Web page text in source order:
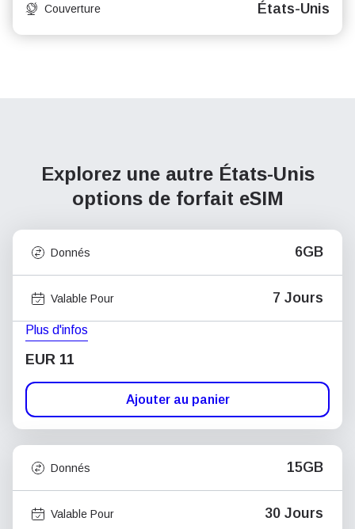
Couverture États-Unis
Explorez une autre États-Unis
options de forfait eSIM
Donnés 6GB
Valable Pour 7 Jours
Plus d'infos
EUR 11
Ajouter au panier
Donnés 15GB
Valable Pour 30 Jours